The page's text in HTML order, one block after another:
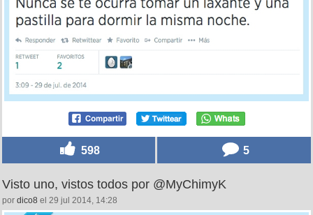
598 5
Visto uno, vistos todos por @MyChimyK
por dico8 el 29 jul 2014, 14:28